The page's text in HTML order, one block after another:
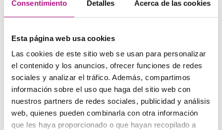
Consentimiento Detalles Acerca de las cookies
Esta página web usa cookies
Las cookies de este sitio web se usan para personalizar
el contenido y los anuncios, ofrecer funciones de redes
sociales y analizar el tráfico. Además, compartimos
información sobre el uso que haga del sitio web con
nuestros partners de redes sociales, publicidad y análisis
web, quienes pueden combinarla con otra información
que les haya proporcionado o que hayan recopilado a
Escuchar cómo suenas al hablar inglés puede ser
revelador. Graba conversaciones o lecturas en voz alta y
escúchalas para identificar áreas de mejora. Con el
tiempo, te acostumbrarás a tu propia voz y notarás tus